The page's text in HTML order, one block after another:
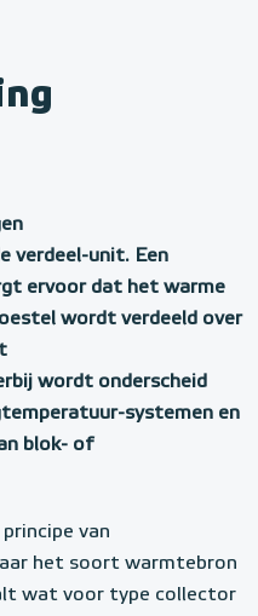
verdeel-unit. Een
ervoor dat het warme
wordt verdeeld over
wordt onderscheid
systemen en
blok- of
van
het soort warmtebron
wat voor type collector